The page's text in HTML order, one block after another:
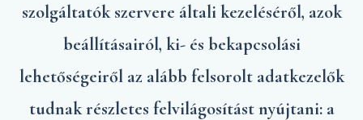
szolgáltatók szervere általi kezeléséről, azok
beállításairól, ki- és bekapcsolási
lehetőségeiről az alább felsorolt adatkezelők
tudnak részletes felvilágosítást nyújtani: a